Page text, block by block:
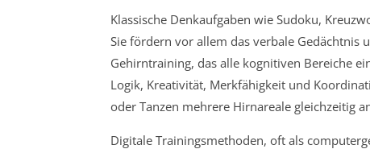
Klassische Denkaufgaben wie Sudoku,
Sie fördern vor allem das verbale Gedächtnis
Gehirntraining, das alle kognitiven Bereiche
Logik, Kreativität, Merkfähigkeit und
oder Tanzen mehrere Hirnareale gleichzeitig
Digitale Trainingsmethoden, oft als